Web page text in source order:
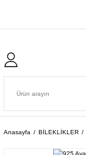
Anasayfa BİLEKLİKLER